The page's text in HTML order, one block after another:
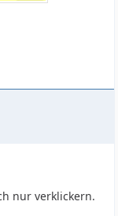
nur verklickern.